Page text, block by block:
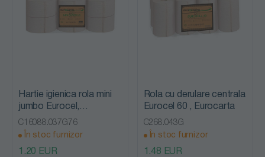
Hartie igienica rola mini
jumbo Eurocel,
Eurocarta
C16088.037G76
În stoc furnizor
1.20 EUR
Rola cu derulare centrala
Eurocel 60 , Eurocarta
C268.043G
În stoc furnizor
1.48 EUR